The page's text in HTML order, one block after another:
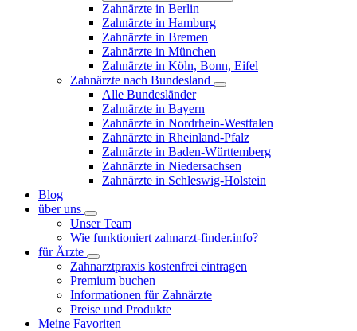
Zahnärzte in Berlin
Zahnärzte in Hamburg
Zahnärzte in Bremen
Zahnärzte in München
Zahnärzte in Köln, Bonn, Eifel
Zahnärzte nach Bundesland
Alle Bundesländer
Zahnärzte in Bayern
Zahnärzte in Nordrhein-Westfalen
Zahnärzte in Rheinland-Pfalz
Zahnärzte in Baden-Württemberg
Zahnärzte in Niedersachsen
Zahnärzte in Schleswig-Holstein
Blog
über uns
Unser Team
Wie funktioniert zahnarzt-finder.info?
für Ärzte
Zahnarztpraxis kostenfrei eintragen
Premium buchen
Informationen für Zahnärzte
Preise und Produkte
Meine Favoriten